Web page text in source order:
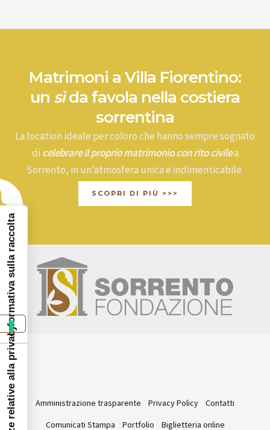
Matrimoni a Villa Fiorentino:
un sìda favola nella costiera
sorrentina
La location ideale per coloro che hanno sempre sognato
di celebrare il proprio matrimonio con rito civilea
Sorrento, in un’atmosfera unica e indimenticabile.
SCOPRI DI PIÙ >>>
Amministrazione trasparente Privacy Policy
Contatti
Comunicati Stampa
Portfolio Biglietteria online
Informativa sulla raccolta